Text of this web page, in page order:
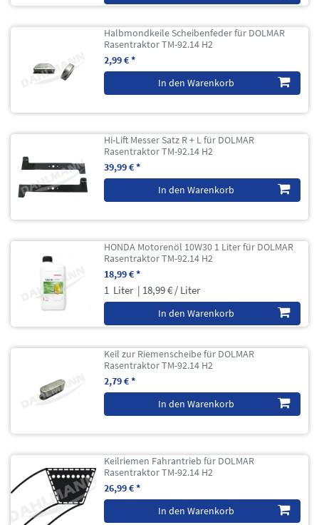
Halbmondkeile Scheibenfeder für DOLMAR
Rasentraktor TM-92.14 H2
2,99 € *
In den Warenkorb
Hi-Lift Messer Satz R + L für DOLMAR
Rasentraktor TM-92.14 H2
39,99 € *
In den Warenkorb
HONDA Motorenöl 10W30 1 Liter für DOLMAR
Rasentraktor TM-92.14 H2
18,99 € *
1 Liter | 18,99 € / Liter
In den Warenkorb
Keil zur Riemenscheibe für DOLMAR
Rasentraktor TM-92.14 H2
2,79 € *
In den Warenkorb
Keilriemen Fahrantrieb für DOLMAR
Rasentraktor TM-92.14 H2
26,99 € *
In den Warenkorb